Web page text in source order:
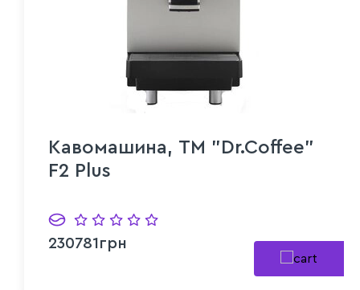
Кавомашина, ТМ "Dr.Coffee"
F2 Plus
230781грн